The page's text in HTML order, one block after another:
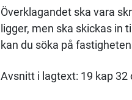
Överklagandet ska vara
ligger, men ska skickas
kan du söka på
Avsnitt i lagtext: 19 kap